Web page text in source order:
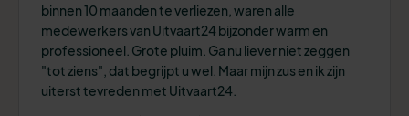
binnen 10 maanden te verliezen, waren alle
medewerkers van Uitvaart24 bijzonder warm en
professioneel. Grote pluim. Ga nu liever niet zeggen
"tot ziens", dat begrijpt u wel. Maar mijn zus en ik zijn
uiterst tevreden met Uitvaart24.